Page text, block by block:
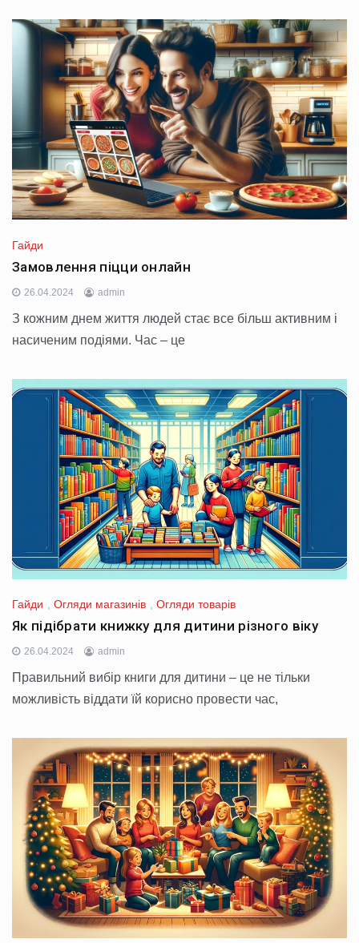
Гайди
Замовлення піцци онлайн
26.04.2024 admin
З кожним днем життя людей стає все більш активним і
насиченим подіями. Час – це
Гайди Огляди магазинів Огляди товарів
Як підібрати книжку для дитини різного віку
26.04.2024 admin
Правильний вибір книги для дитини – це не тільки
можливість віддати їй корисно провести час,